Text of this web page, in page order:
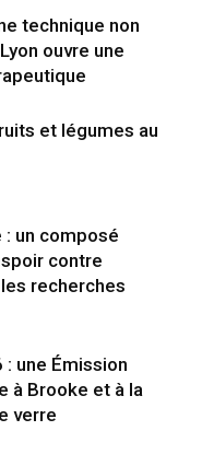
technique non
ouvre une
et légumes au
: un composé
contre
recherches
une Émission
à Brooke et à la
verre